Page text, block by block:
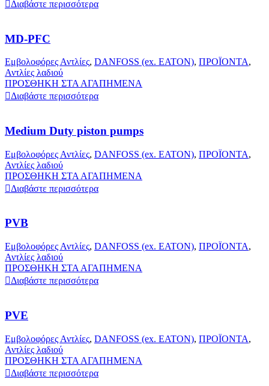
Διαβάστε περισσότερα
MD-PFC
Εμβολοφόρες Αντλίες, DANFOSS (ex. EATON), ΠΡΟΪΟΝΤΑ,
Αντλίες λαδιού
ΠΡΟΣΘΗΚΗ ΣΤΑ ΑΓΑΠΗΜΕΝΑ
Διαβάστε περισσότερα
Medium Duty piston pumps
Εμβολοφόρες Αντλίες, DANFOSS (ex. EATON), ΠΡΟΪΟΝΤΑ,
Αντλίες λαδιού
ΠΡΟΣΘΗΚΗ ΣΤΑ ΑΓΑΠΗΜΕΝΑ
Διαβάστε περισσότερα
PVB
Εμβολοφόρες Αντλίες, DANFOSS (ex. EATON), ΠΡΟΪΟΝΤΑ,
Αντλίες λαδιού
ΠΡΟΣΘΗΚΗ ΣΤΑ ΑΓΑΠΗΜΕΝΑ
Διαβάστε περισσότερα
PVE
Εμβολοφόρες Αντλίες, DANFOSS (ex. EATON), ΠΡΟΪΟΝΤΑ,
Αντλίες λαδιού
ΠΡΟΣΘΗΚΗ ΣΤΑ ΑΓΑΠΗΜΕΝΑ
Διαβάστε περισσότερα